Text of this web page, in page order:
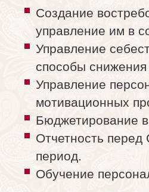
Создание
управление им в
Управление
способы
Управление
мотивационных
Бюджетирование
Отчетность перед
период.
Обучение